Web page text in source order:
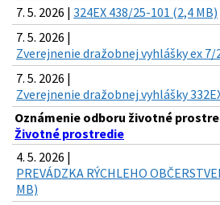
7. 5. 2026 | 324EX 438/25-101 (2,4 MB)
7. 5. 2026 |
Zverejnenie dražobnej vyhlášky ex 7/
7. 5. 2026 |
Zverejnenie dražobnej vyhlášky
Oznámenie odboru životné
Životné prostredie
4. 5. 2026 |
PREVÁDZKA RÝCHLEHO
MB)